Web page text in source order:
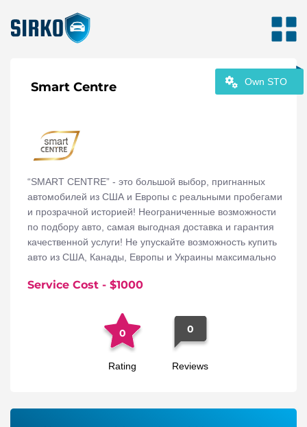
Own STO
Smart Centre
“SMART CENTRE” - это большой выбор, пригнанных
автомобилей из США и Европы с реальными пробегами
и прозрачной историей! Неограниченные возможности
по подбору авто, самая выгодная доставка и гарантия
качественной услуги! Не упускайте возможность купить
авто из США, Канады, Европы и Украины максимально
Service Cost - $1000
0
Rating
0
Reviews